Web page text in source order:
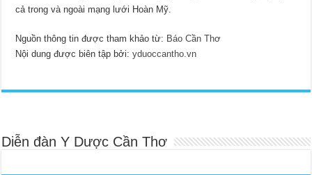
cả trong và ngoài mạng lưới Hoàn Mỹ.
Nguồn thông tin được tham khảo từ: Báo Cần Thơ
Nội dung được biên tập bởi:yduoccantho.vn
Diễn đàn Y Dược Cần Thơ